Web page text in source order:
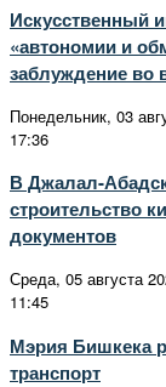
Искусственный
«автономии и
заблуждение во
Понедельник, 03
17:36
В Джалал-
строительство
документов
Среда, 05 августа
11:45
Мэрия Бишкека
транспорт